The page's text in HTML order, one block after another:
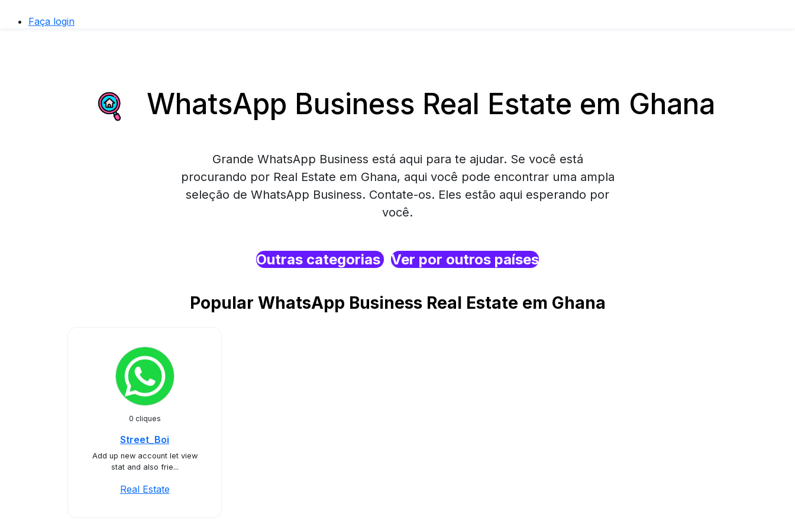
Faça login
WhatsApp Business Real Estate em Ghana
Grande WhatsApp Business está aqui para te ajudar. Se você está
procurando por Real Estate em Ghana, aqui você pode encontrar uma ampla
seleção de WhatsApp Business. Contate-os. Eles estão aqui esperando por
você.
Outras categorias Ver por outros países
Popular WhatsApp Business Real Estate em Ghana
0 cliques
Street_Boi
Add up new account let view
stat and also frie...
Real Estate